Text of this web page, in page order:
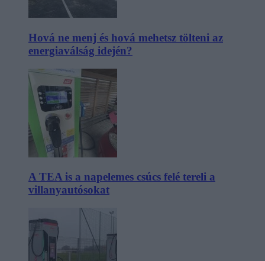
Hová ne menj és hová mehetsz tölteni az
energiaválság idején?
A TEA is a napelemes csúcs felé tereli a
villanyautósokat